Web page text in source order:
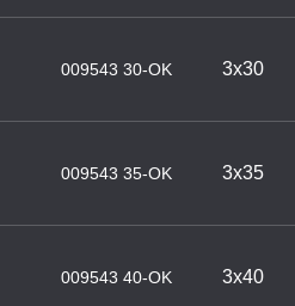
009543 30-OK 3х30
009543 35-OK 3х35
009543 40-OK 3х40